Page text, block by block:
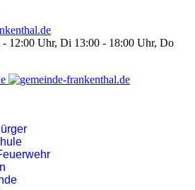
12:00 Uhr, Di 13:00 - 18:00 Uhr, Do